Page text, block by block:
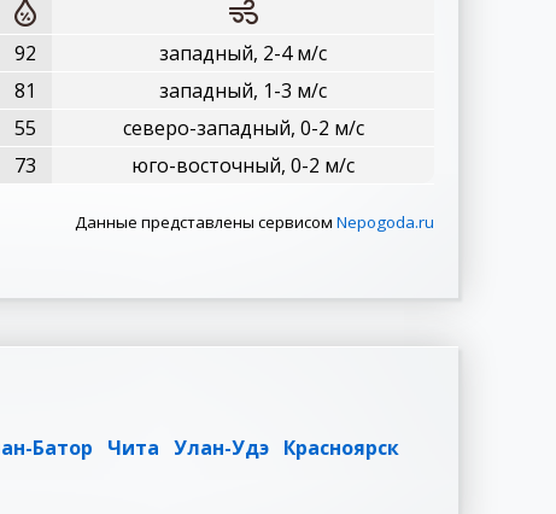
92
западный, 2-4 м/с
81
западный, 1-3 м/с
55
северо-западный, 0-2 м/с
73 юго-восточный, 0-2 м/с
Данные представлены сервисом Nepogoda.ru
Батор Чита Улан-Удэ Красноярск